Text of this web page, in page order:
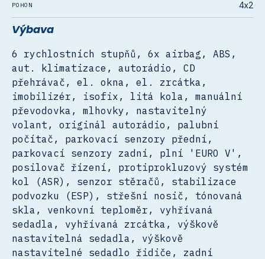
POHON 4x2
Výbava
6 rychlostních stupňů, 6x airbag, ABS,
aut. klimatizace, autorádio, CD
přehrávač, el. okna, el. zrcátka,
imobilizér, isofix, litá kola, manuální
převodovka, mlhovky, nastavitelný
volant, originál autorádio, palubní
počítač, parkovací senzory přední,
parkovací senzory zadní, plní 'EURO V',
posilovač řízení, protiprokluzový systém
kol (ASR), senzor stěračů, stabilizace
podvozku (ESP), střešní nosič, tónovaná
skla, venkovní teploměr, vyhřívaná
sedadla, vyhřívaná zrcátka, výškově
nastavitelná sedadla, výškově
nastavitelné sedadlo řidiče, zadní